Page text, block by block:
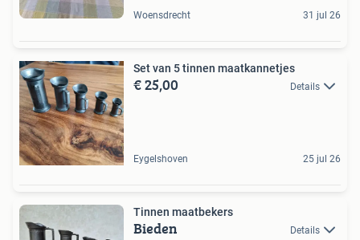
Woensdrecht 31 jul 26
Set van 5 tinnen maatkannetjes
€ 25,00 Details
Eygelshoven 25 jul 26
Tinnen maatbekers
Bieden Details